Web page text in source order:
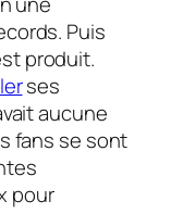
Puis
produit.
ses
aucune
fans se sont
pour